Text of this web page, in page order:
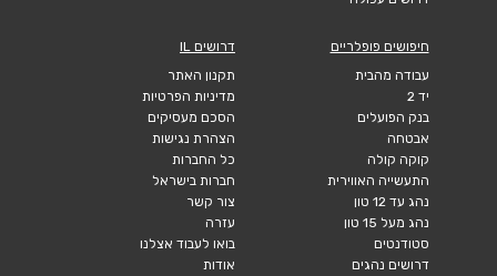
חיפושים פופלריים
עבודה מהבית
יד 2
בנק הפועלים
אבטחה
קוקה קולה
התעשייה האווירית
נהג עד 12 טון
נהג מעל 15 טון
סטודנטים
דרושים נהגים
דרושים IL
תקנון האתר
מדיניות הפרטיות
הסכם מעסיקים
הצהרת נגישות
כל החברות
חברות בישראל
צור קשר
עזרה
בואו לעבוד אצלנו
אודות